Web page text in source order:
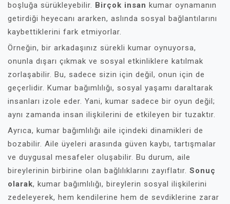
boşluğa sürükleyebilir. Birçok insan kumar oynamanın
getirdiği heyecanı ararken, aslında sosyal bağlantılarını
kaybettiklerini fark etmiyorlar.
Örneğin, bir arkadaşınız sürekli kumar oynuyorsa,
onunla dışarı çıkmak ve sosyal etkinliklere katılmak
zorlaşabilir. Bu, sadece sizin için değil, onun için de
geçerlidir. Kumar bağımlılığı, sosyal yaşamı daraltarak
insanları izole eder. Yani, kumar sadece bir oyun değil;
aynı zamanda insan ilişkilerini de etkileyen bir tuzaktır.
Ayrıca, kumar bağımlılığı aile içindeki dinamikleri de
bozabilir. Aile üyeleri arasında güven kaybı, tartışmalar
ve duygusal mesafeler oluşabilir. Bu durum, aile
bireylerinin birbirine olan bağlılıklarını zayıflatır. Sonuç
olarak, kumar bağımlılığı, bireylerin sosyal ilişkilerini
zedeleyerek, hem kendilerine hem de sevdiklerine zarar